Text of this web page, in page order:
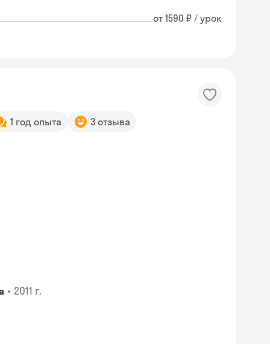
от 1590 ₽ / урок
1 год опыта 3 отзыва
• 2011 г.